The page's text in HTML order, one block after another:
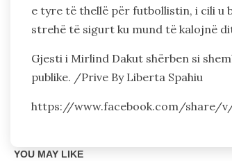
e tyre të thellë për futbollistin, i cili u
strehë të sigurt ku mund të kalojnë
Gjesti i Mirlind Dakut shërben si
publike. /Prive By Liberta Spahiu
https://www.facebook.com/share/